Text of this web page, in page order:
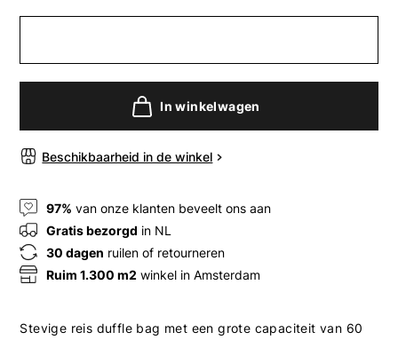
In winkelwagen
Beschikbaarheid in de winkel
97% van onze klanten beveelt ons aan
Gratis bezorgd in NL
30 dagen ruilen of retourneren
Ruim 1.300 m2 winkel in Amsterdam
Stevige reis duffle bag met een grote capaciteit van 60